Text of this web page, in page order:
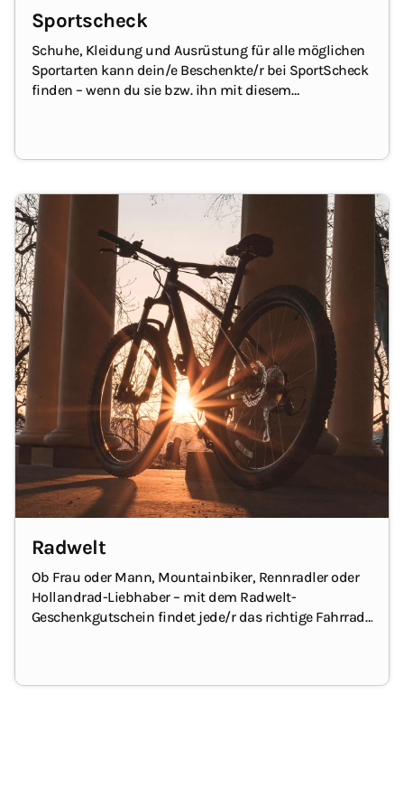
Sportscheck
Schuhe, Kleidung und Ausrüstung für alle möglichen
Sportarten kann dein/e Beschenkte/r bei SportScheck
finden – wenn du sie bzw. ihn mit diesem
Radwelt
Ob Frau oder Mann, Mountainbiker, Rennradler oder
Hollandrad-Liebhaber – mit dem Radwelt-
Geschenkgutschein findet jede/r das richtige Fahrrad.